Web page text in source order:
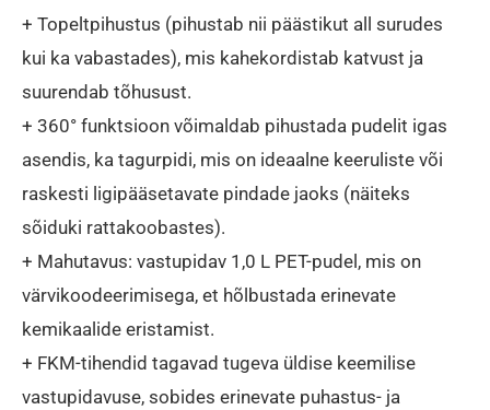
+ Topeltpihustus (pihustab nii päästikut all surudes
kui ka vabastades), mis kahekordistab katvust ja
suurendab tõhusust.
+ 360° funktsioon võimaldab pihustada pudelit igas
asendis, ka tagurpidi, mis on ideaalne keeruliste või
raskesti ligipääsetavate pindade jaoks (näiteks
sõiduki rattakoobastes).
+ Mahutavus: vastupidav 1,0 L PET-pudel, mis on
värvikoodeerimisega, et hõlbustada erinevate
kemikaalide eristamist.
+ FKM-tihendid tagavad tugeva üldise keemilise
vastupidavuse, sobides erinevate puhastus- ja